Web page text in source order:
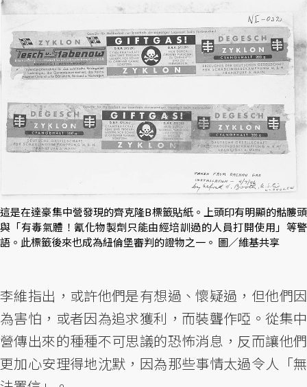
這是在達豪集中營發現的齊克隆B標籤貼紙。上頭印有明顯的骷髏頭
與「有毒氣體！氰化物製劑只能由經培訓過的人員打開使用」等警
語。此標籤後來也成為紐倫堡審判的證物之一。 圖／維基共享
李維指出，或許他們是有想過、懷疑過，但他們因
為害怕，或者因為追求獲利，而裝聾作啞。從集中
營傳出來的種種不可思議的恐怖消息，反而讓他們
更加心安理得地沈默，因為那些事情太過令人「無